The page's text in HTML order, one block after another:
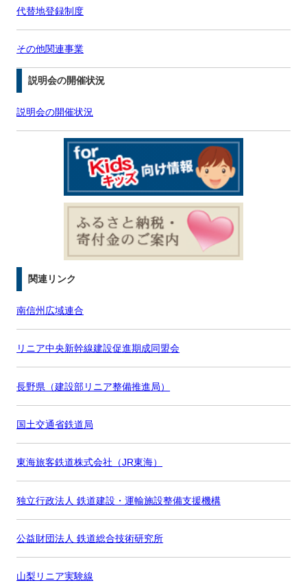
代替地登録制度
その他関連事業
説明会の開催状況
説明会の開催状況
関連リンク
南信州広域連合
リニア中央新幹線建設促進期成同盟会
長野県（建設部リニア整備推進局）
国土交通省鉄道局
東海旅客鉄道株式会社（JR東海）
独立行政法人 鉄道建設・運輸施設整備支援機構
公益財団法人 鉄道総合技術研究所
山梨リニア実験線